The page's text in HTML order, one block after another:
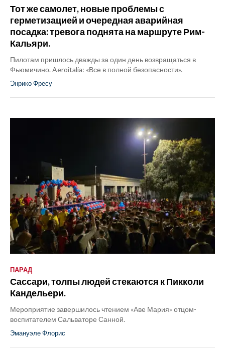
Тот же самолет, новые проблемы с
герметизацией и очередная аварийная
посадка: тревога поднята на маршруте Рим-
Кальяри.
Пилотам пришлось дважды за один день возвращаться в
Фьюмичино. Aeroitalia: «Все в полной безопасности».
Энрико Фресу
ПАРАД
Сассари, толпы людей стекаются к Пикколи
Кандельери.
Мероприятие завершилось чтением «Аве Мария» отцом-
воспитателем Сальваторе Санной.
Эмануэле Флорис